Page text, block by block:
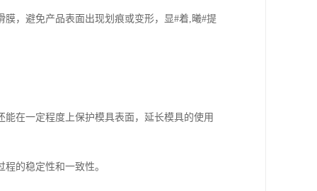
，避免产品表面出现划痕或变形，显#着,曦#提
在一定程度上保护模具表面，延长模具的使用
的稳定性和一致性。